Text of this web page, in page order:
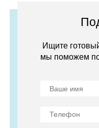
Ищите
мы поможем